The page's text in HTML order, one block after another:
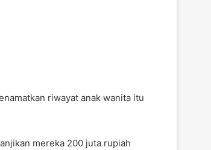
riwayat anak wanita itu
mereka 200 juta rupiah